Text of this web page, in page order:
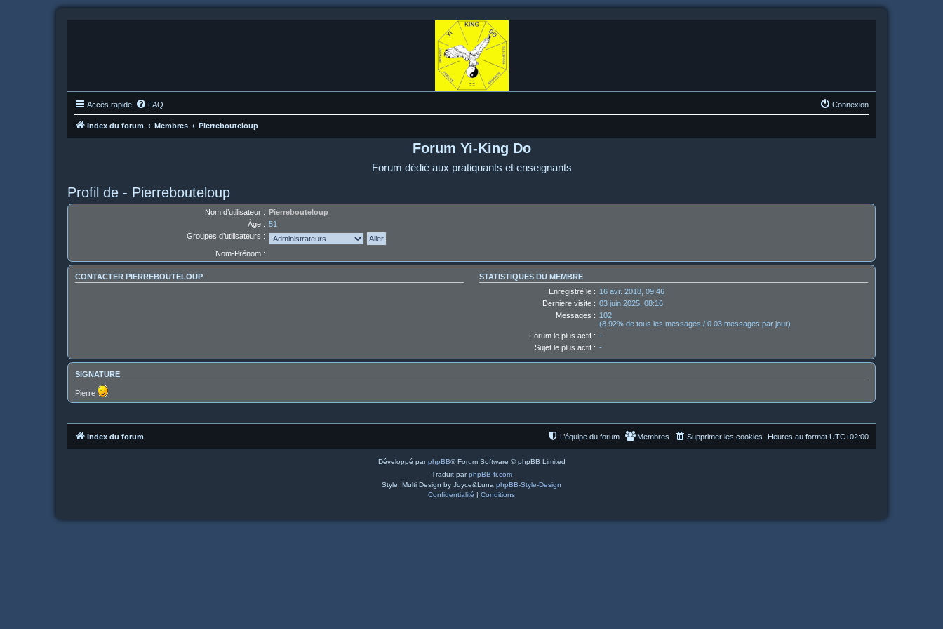
Accès rapide FAQ Connexion
Index du forum Membres Pierrebouteloup
Forum Yi-King Do
Forum dédié aux pratiquants et enseignants
Profil de - Pierrebouteloup
Nom d’utilisateur : Pierrebouteloup
Âge : 51
Groupes d’utilisateurs :
Nom-Prénom :
CONTACTER PIERREBOUTELOUP
STATISTIQUES DU MEMBRE
Enregistré le : 16 avr. 2018, 09:46
Dernière visite : 03 juin 2025, 08:16
Messages : 102
(8.92% de tous les messages / 0.03 messages par jour)
Forum le plus actif : -
Sujet le plus actif : -
SIGNATURE
Pierre
Index du forum Heures au format UTC+02:00
Supprimer les cookies
Membres
L’équipe du forum
Développé parphpBB® Forum Software © phpBB Limited
Traduit parphpBB-fr.com
Style: Multi Design by Joyce&Luna phpBB-Style-Design
Confidentialité | Conditions